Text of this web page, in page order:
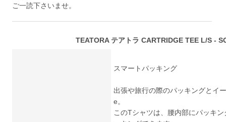
ご一読下さいませ。
TEATORA テアトラ CARTRIDGE TEE L/S -
スマートパッキング
出張や旅行の際のパッキングとイ
e。
このTシャツは、腰内部にパッキ